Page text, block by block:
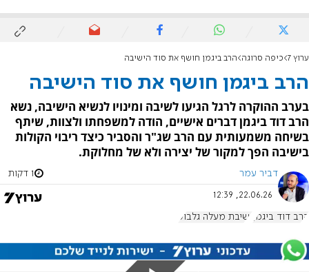
ערוץ 7 כיפה סרוגה הרב ביגמן חושף את סוד הישיבה
הרב ביגמן חושף את סוד הישיבה
בערב ההוקרה לרגל הגיעו לשיבה ומינויו לנשיא הישיבה, נשא
הרב דוד ביגמן דברים אישיים, הודה למשפחתו ולצוות, שיתף
בשיחה משמעותית עם הרב שג"ר והסביר כיצד ריבוי הקולות
בישיבה הפך למקור של יצירה ולא של מחלוקת.
דביר עמר 1 דקות
22.06.26, 12:39
הרב דוד ביגמן ישיבת מעלה גלבוע